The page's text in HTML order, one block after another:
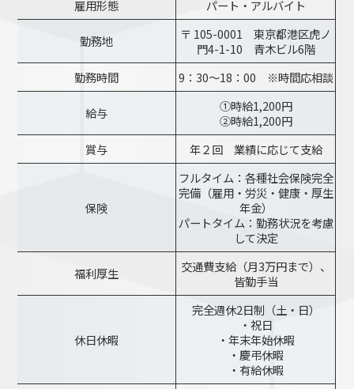
雇用形態 パート・アルバイト
勤務地
〒 105-0001 東京都港区虎ノ
門4-1-10 青木ビル6階
勤務時間
9：30～18：00 ※時間応相談
給与
①時給1,200円
②時給1,200円
賞与
年２回 業績に応じて支給
保険
フルタイム：各種社会保険完全
完備（雇用・労災・健康・厚生
年金）
パートタイム：勤務状況を考慮
して決定
福利厚生
交通費支給（月3万円まで）、
皆勤手当
休日休暇
完全週休2日制（土・日）
・祝日
・年末年始休暇
・慶弔休暇
・有給休暇